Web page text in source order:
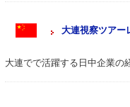
大連視察ツアー
大連でで活躍する日中企業の